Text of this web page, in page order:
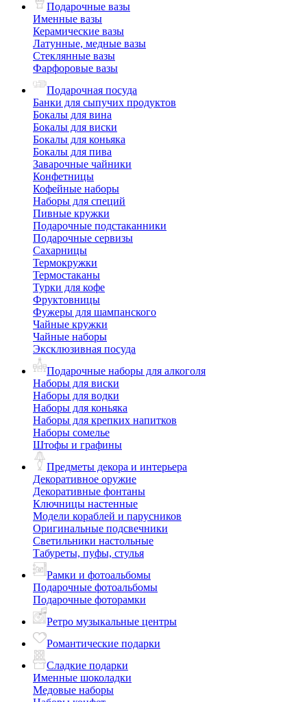
Подарочные вазы
Именные вазы
Керамические вазы
Латунные, медные вазы
Стеклянные вазы
Фарфоровые вазы
Подарочная посуда
Банки для сыпучих продуктов
Бокалы для вина
Бокалы для виски
Бокалы для коньяка
Бокалы для пива
Заварочные чайники
Конфетницы
Кофейные наборы
Наборы для специй
Пивные кружки
Подарочные подстаканники
Подарочные сервизы
Сахарницы
Термокружки
Термостаканы
Турки для кофе
Фруктовницы
Фужеры для шампанского
Чайные кружки
Чайные наборы
Эксклюзивная посуда
Подарочные наборы для алкоголя
Наборы для виски
Наборы для водки
Наборы для коньяка
Наборы для крепких напитков
Наборы сомелье
Штофы и графины
Предметы декора и интерьера
Декоративное оружие
Декоративные фонтаны
Ключницы настенные
Модели кораблей и парусников
Оригинальные подсвечники
Светильники настольные
Табуреты, пуфы, стулья
Рамки и фотоальбомы
Подарочные фотоальбомы
Подарочные фоторамки
Ретро музыкальные центры
Романтические подарки
Сладкие подарки
Именные шоколадки
Медовые наборы